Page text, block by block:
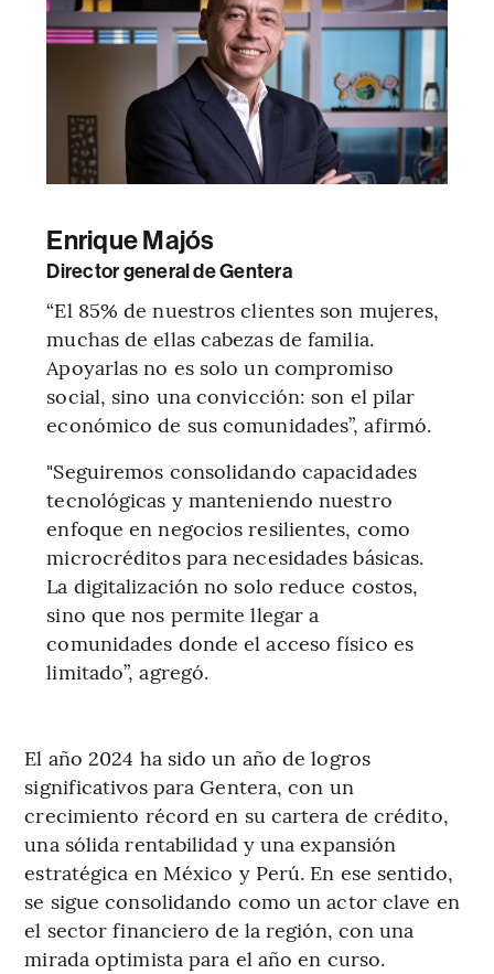
Enrique Majós
Director general de Gentera
“El 85% de nuestros clientes son mujeres,
muchas de ellas cabezas de familia.
Apoyarlas no es solo un compromiso
social, sino una convicción: son el pilar
económico de sus comunidades”, afirmó.
"Seguiremos consolidando capacidades
tecnológicas y manteniendo nuestro
enfoque en negocios resilientes, como
microcréditos para necesidades básicas.
La digitalización no solo reduce costos,
sino que nos permite llegar a
comunidades donde el acceso físico es
limitado”, agregó.
El año 2024 ha sido un año de logros
significativos para Gentera, con un
crecimiento récord en su cartera de crédito,
una sólida rentabilidad y una expansión
estratégica en México y Perú. En ese sentido,
se sigue consolidando como un actor clave en
el sector financiero de la región, con una
mirada optimista para el año en curso.